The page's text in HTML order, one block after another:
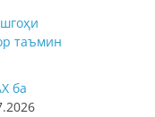
таъмин
ба